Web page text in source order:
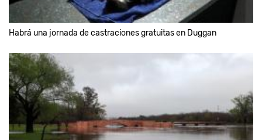
Habrá una jornada de castraciones gratuitas en Duggan